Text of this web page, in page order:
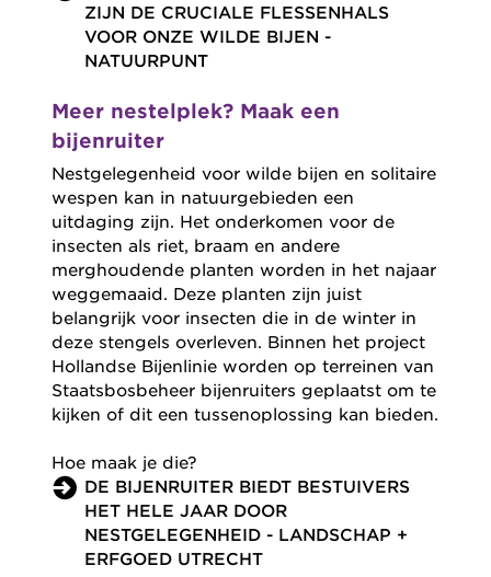
ZIJN DE CRUCIALE FLESSENHALS
VOOR ONZE WILDE BIJEN -
NATUURPUNT
Meer nestelplek? Maak een
bijenruiter
Nestgelegenheid voor wilde bijen en solitaire
wespen kan in natuurgebieden een
uitdaging zijn. Het onderkomen voor de
insecten als riet, braam en andere
merghoudende planten worden in het najaar
weggemaaid. Deze planten zijn juist
belangrijk voor insecten die in de winter in
deze stengels overleven. Binnen het project
Hollandse Bijenlinie worden op terreinen van
Staatsbosbeheer bijenruiters geplaatst om te
kijken of dit een tussenoplossing kan bieden.
Hoe maak je die?
DE BIJENRUITER BIEDT BESTUIVERS
HET HELE JAAR DOOR
NESTGELEGENHEID - LANDSCHAP +
ERFGOED UTRECHT